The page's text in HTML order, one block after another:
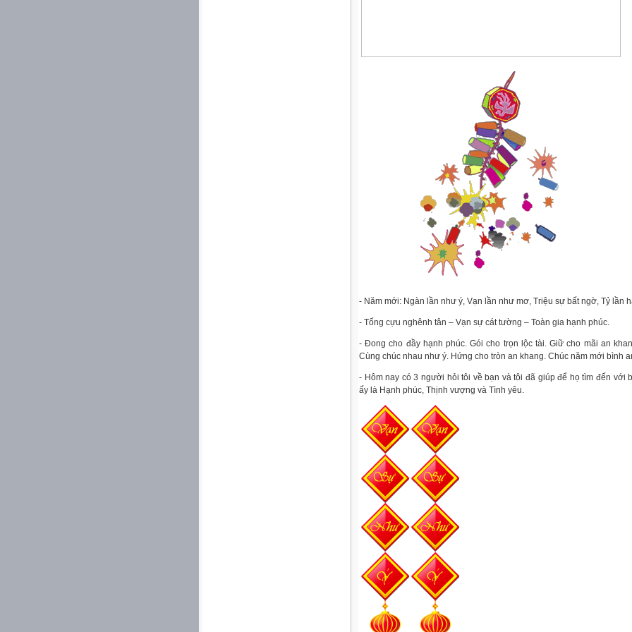
- Năm mới: Ngàn lần như ý, Vạn lần như mơ, Triệu sự bất ngờ, Tỷ lần
- Tống cựu nghênh tân – Vạn sự cát tường – Toàn gia hạnh phúc.
- Đong cho đầy hạnh phúc. Gói cho trọn lộc tài. Giữ cho mãi an
Cùng chúc nhau như ý. Hứng cho tròn an khang. Chúc năm mới bình
- Hôm nay có 3 người hỏi tôi về bạn và tôi đã giúp để họ tìm đến với
ấy là Hạnh phúc, Thịnh vượng và Tình yêu.